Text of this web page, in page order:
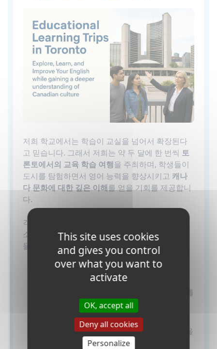
저희 학교에서는 학습이 교실을 넘어서 확장된다
고 믿습니다. 그래서 저희는 약 두 달에 한 번씩 토
론토에서의 교육 학습 여행을 주최하며, 학생들이
도시를 탐험하면서 영어 능력을 향상시키고 캐나
다 문화에 대한 깊은 이해를 얻을 기회를 제공합니
다.
각 여행은
소를 포함하여 신중하게 계획됩니다. 지난 목적지
들에는 다음과 같은 곳들이 포함되어 있습니다:
온타리오 주의회(국회) - 캐나다의 민주주의
와 정부에 대해 배웁니다.
- 캐나다 최고의 대학 중 하나를
발견하십시오.
온타리오 예술 및 디자인 대학교
Grad X 전시회 - 예술을 통해 창의성과 혁신을
This site uses cookies
and gives you control
over what you want to
activate
OK, accept all
Deny all cookies
Personalize